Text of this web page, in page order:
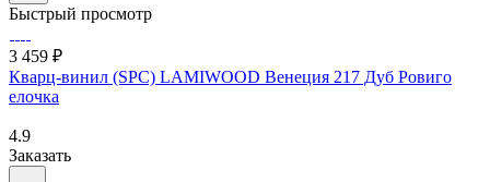
Быстрый просмотр
3 459 ₽
Кварц-винил (SPC) LAMIWOOD Венеция 217 Дуб Ровиго
елочка
4.9
Заказать